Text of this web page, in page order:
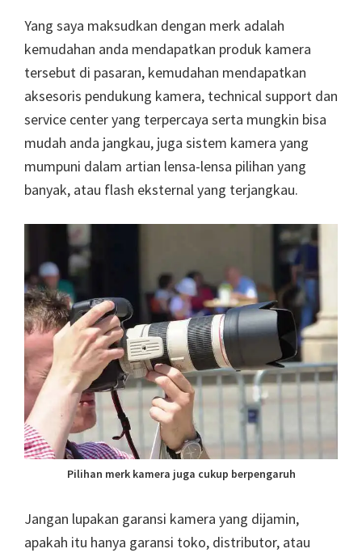
Yang saya maksudkan dengan merk adalah
kemudahan anda mendapatkan produk kamera
tersebut di pasaran, kemudahan mendapatkan
aksesoris pendukung kamera, technical support dan
service center yang terpercaya serta mungkin bisa
mudah anda jangkau, juga sistem kamera yang
mumpuni dalam artian lensa-lensa pilihan yang
banyak, atau flash eksternal yang terjangkau.
Pilihan merk kamera juga cukup berpengaruh
Jangan lupakan garansi kamera yang dijamin,
apakah itu hanya garansi toko, distributor, atau